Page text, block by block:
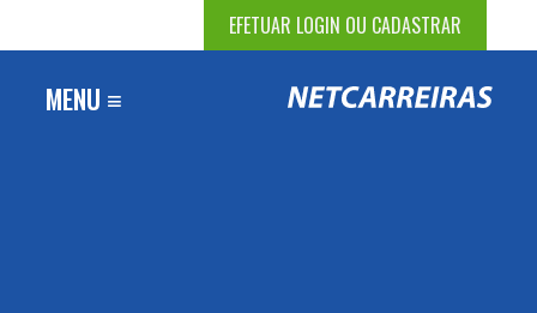
EFETUAR LOGIN OU CADASTRAR
MENU ≡